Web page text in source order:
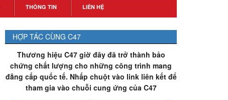
THÔNG TIN LIÊN HỆ
HỢP TÁC CÙNG C47
Thương hiệu C47 giờ đây đã trở thành bảo
chứng chất lượng cho những công trình mang
đẳng cấp quốc tế. Nhấp chuột vào link liên kết để
tham gia vào chuỗi cung ứng của C47